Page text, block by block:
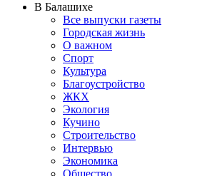
В Балашихе
Все выпуски газеты
Городская жизнь
О важном
Спорт
Культура
Благоустройство
ЖКХ
Экология
Кучино
Строительство
Интервью
Экономика
Общество